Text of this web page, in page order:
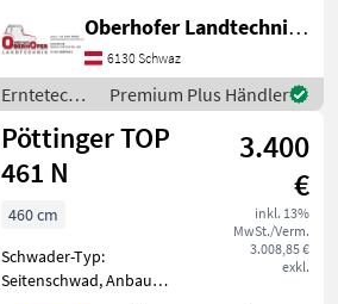
Bandschwader,
Schwadtuch,
Federentlastung
Bandschwader Mergento F
4010 Alpin Arbeitsbreite
DIN: 4 m Aufnahm
Oberhofer Landtechnik GmbH
6130 Schwaz
Erntetechnik
Grünland /
Pöttinger
Premium Plus Händler
Pöttinger TOP
461 N
3.400
€
inkl. 13%
MwSt./Verm.
3.008,85 €
exkl.
460 cm
Schwader-Typ:
Seitenschwad, Anbau